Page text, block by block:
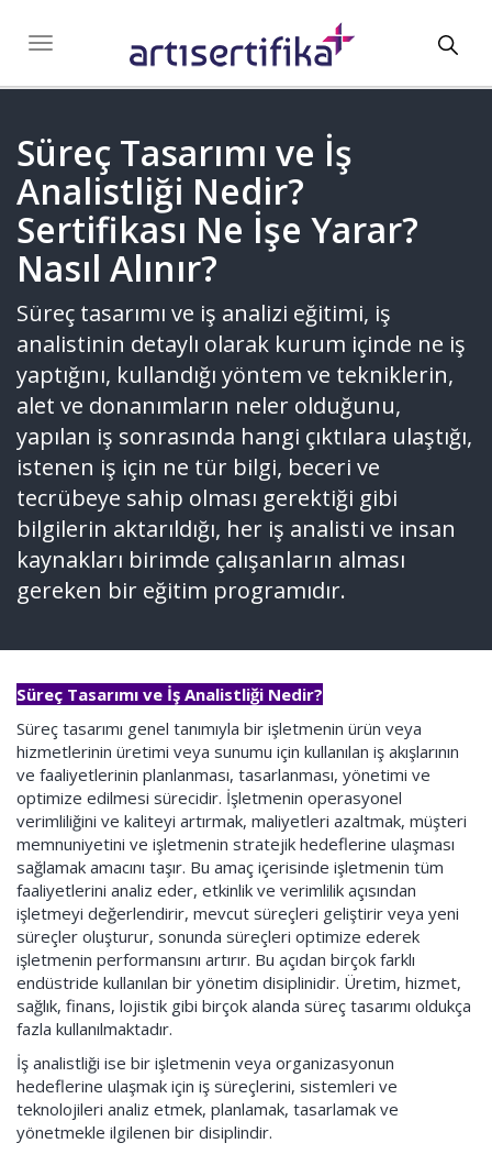
Toggle
Süreç Tasarımı ve İş
Analistliği Nedir?
Sertifikası Ne İşe Yarar?
Nasıl Alınır?
Süreç tasarımı ve iş analizi eğitimi, iş
analistinin detaylı olarak kurum içinde ne iş
yaptığını, kullandığı yöntem ve tekniklerin,
alet ve donanımların neler olduğunu,
yapılan iş sonrasında hangi çıktılara ulaştığı,
istenen iş için ne tür bilgi, beceri ve
tecrübeye sahip olması gerektiği gibi
bilgilerin aktarıldığı, her iş analisti ve insan
kaynakları birimde çalışanların alması
gereken bir eğitim programıdır.
Süreç Tasarımı ve İş Analistliği Nedir?
Süreç tasarımı genel tanımıyla bir işletmenin ürün veya
hizmetlerinin üretimi veya sunumu için kullanılan iş akışlarının
ve faaliyetlerinin planlanması, tasarlanması, yönetimi ve
optimize edilmesi sürecidir. İşletmenin operasyonel
verimliliğini ve kaliteyi artırmak, maliyetleri azaltmak, müşteri
memnuniyetini ve işletmenin stratejik hedeflerine ulaşması
sağlamak amacını taşır. Bu amaç içerisinde işletmenin tüm
faaliyetlerini analiz eder, etkinlik ve verimlilik açısından
işletmeyi değerlendirir, mevcut süreçleri geliştirir veya yeni
süreçler oluşturur, sonunda süreçleri optimize ederek
işletmenin performansını artırır. Bu açıdan birçok farklı
endüstride kullanılan bir yönetim disiplinidir. Üretim, hizmet,
sağlık, finans, lojistik gibi birçok alanda süreç tasarımı oldukça
fazla kullanılmaktadır.
İş analistliği ise bir işletmenin veya organizasyonun
hedeflerine ulaşmak için iş süreçlerini, sistemleri ve
teknolojileri analiz etmek, planlamak, tasarlamak ve
yönetmekle ilgilenen bir disiplindir.